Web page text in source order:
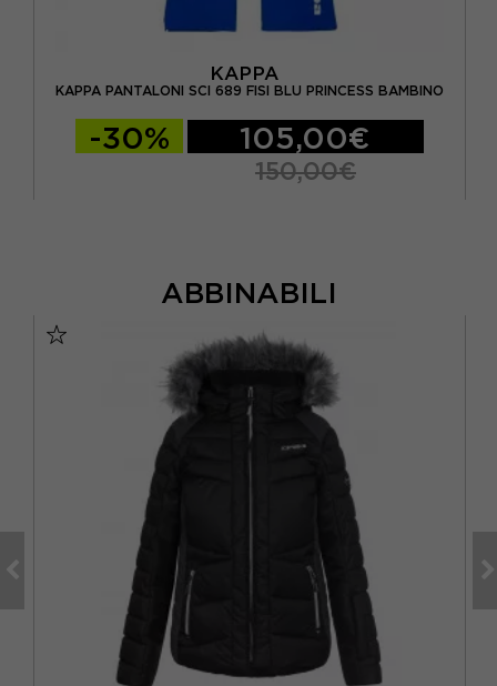
KAPPA
KAPPA PANTALONI SCI 689 FISI BLU PRINCESS BAMBINO
-30% 105,00€
150,00€
ABBINABILI